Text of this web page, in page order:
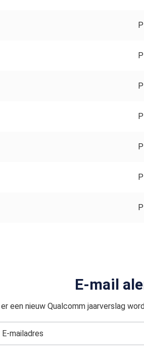
E-mail
een nieuw Qualcomm jaarverslag